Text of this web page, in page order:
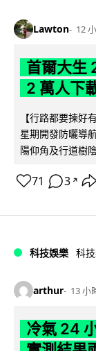
Lawton 12
首爾大生
2 萬人下
【行路都要揀好
星期開發防曬導
陽仰角及行道樹
71 3 ↗
科技娛樂 科
arthur 13 小
冷氣 24